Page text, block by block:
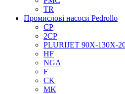
TR
Промислові насоси Pedrollo
CP
2CP
PLURIJET 90X-130X-
HF
NGA
F
CK
MK